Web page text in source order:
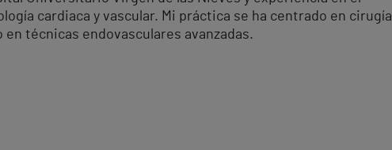
cardiaca y vascular. Mi práctica se ha centrado en cirugía
técnicas endovasculares avanzadas.